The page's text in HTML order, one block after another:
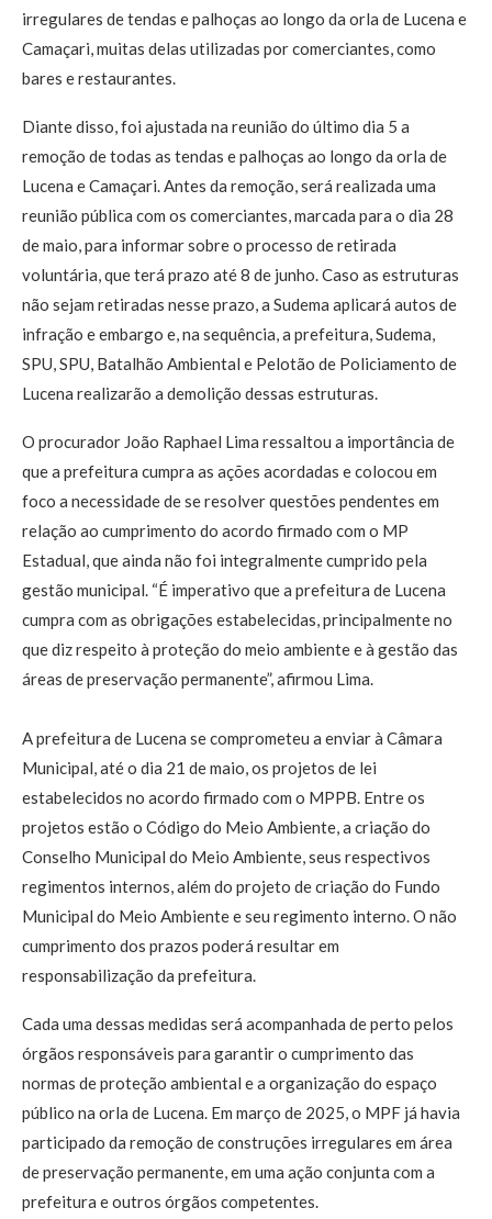
irregulares de tendas e palhoças ao longo da orla de Lucena e
Camaçari, muitas delas utilizadas por comerciantes, como
bares e restaurantes.
Diante disso, foi ajustada na reunião do último dia 5 a
remoção de todas as tendas e palhoças ao longo da orla de
Lucena e Camaçari. Antes da remoção, será realizada uma
reunião pública com os comerciantes, marcada para o dia 28
de maio, para informar sobre o processo de retirada
voluntária, que terá prazo até 8 de junho. Caso as estruturas
não sejam retiradas nesse prazo, a Sudema aplicará autos de
infração e embargo e, na sequência, a prefeitura, Sudema,
SPU, SPU, Batalhão Ambiental e Pelotão de Policiamento de
Lucena realizarão a demolição dessas estruturas.
O procurador João Raphael Lima ressaltou a importância de
que a prefeitura cumpra as ações acordadas e colocou em
foco a necessidade de se resolver questões pendentes em
relação ao cumprimento do acordo firmado com o MP
Estadual, que ainda não foi integralmente cumprido pela
gestão municipal. “É imperativo que a prefeitura de Lucena
cumpra com as obrigações estabelecidas, principalmente no
que diz respeito à proteção do meio ambiente e à gestão das
áreas de preservação permanente”, afirmou Lima.
A prefeitura de Lucena se comprometeu a enviar à Câmara
Municipal, até o dia 21 de maio, os projetos de lei
estabelecidos no acordo firmado com o MPPB. Entre os
projetos estão o Código do Meio Ambiente, a criação do
Conselho Municipal do Meio Ambiente, seus respectivos
regimentos internos, além do projeto de criação do Fundo
Municipal do Meio Ambiente e seu regimento interno. O não
cumprimento dos prazos poderá resultar em
responsabilização da prefeitura.
Cada uma dessas medidas será acompanhada de perto pelos
órgãos responsáveis para garantir o cumprimento das
normas de proteção ambiental e a organização do espaço
público na orla de Lucena. Em março de 2025, o MPF já havia
participado da remoção de construções irregulares em área
de preservação permanente, em uma ação conjunta com a
prefeitura e outros órgãos competentes.